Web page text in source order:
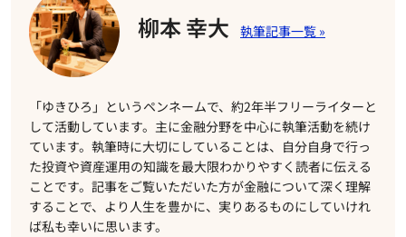
柳本 幸大
「ゆきひろ」というペンネームで、約2年半フリーライターと
して活動しています。主に金融分野を中心に執筆活動を続け
ています。執筆時に大切にしていることは、自分自身で行っ
た投資や資産運用の知識を最大限わかりやすく読者に伝える
ことです。記事をご覧いただいた方が金融について深く理解
することで、より人生を豊かに、実りあるものにしていけれ
ば私も幸いに思います。